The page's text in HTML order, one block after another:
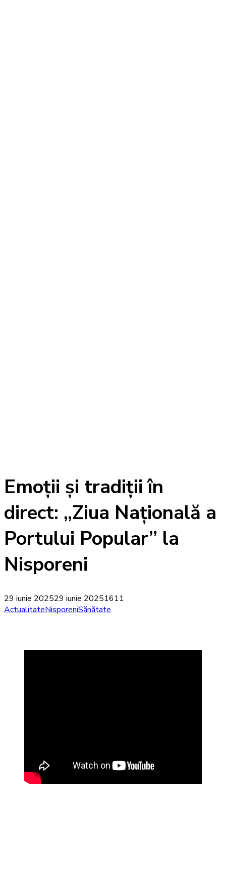
Emoții și tradiții în
direct: „Ziua Națională a
Portului Popular” la
Nisporeni
29 iunie 202529 iunie 20251611
ActualitateNisporeniSănătate